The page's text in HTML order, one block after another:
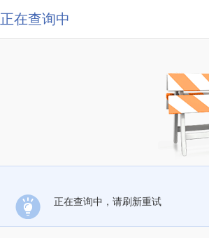
正在查询中
正在查询中，请刷新重试